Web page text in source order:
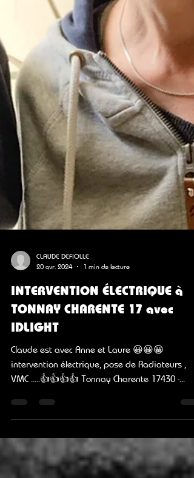
CLAUDE DEFIOLLE
INTERVENTION ÉLECTRIQUE à
TONNAY CHARENTE 17 avec
IDLIGHT
Claude est avec Anne et Laure 😀😀😀
intervention électrique, pose de Radiateurs ,
VMC .....👍​👍​👍​👍​ Tonnay Charente 17430 -...